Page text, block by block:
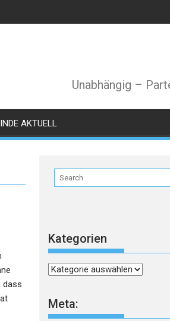
Unabhängig –
AKTUELL
dass
Kategorien
Kategorien
Meta: